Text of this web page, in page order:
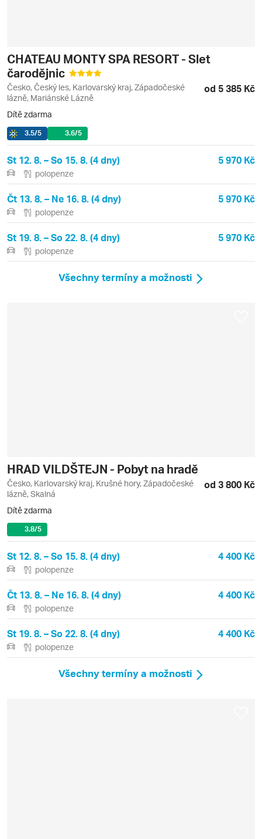
CHATEAU MONTY SPA RESORT - Slet
čarodějnic
Česko, Český les, Karlovarský kraj, Západočeské
lázně, Mariánské Lázně
od 5 385 Kč
Dítě zdarma
3.5/5 3.6/5
St 12. 8. – So 15. 8. (4 dny) 5 970 Kč
polopenze
Čt 13. 8. – Ne 16. 8. (4 dny) 5 970 Kč
polopenze
St 19. 8. – So 22. 8. (4 dny) 5 970 Kč
polopenze
Všechny termíny a možnosti
HRAD VILDŠTEJN - Pobyt na hradě
Česko, Karlovarský kraj, Krušné hory, Západočeské
lázně, Skalná
od 3 800 Kč
Dítě zdarma
3.8/5
St 12. 8. – So 15. 8. (4 dny) 4 400 Kč
polopenze
Čt 13. 8. – Ne 16. 8. (4 dny) 4 400 Kč
polopenze
St 19. 8. – So 22. 8. (4 dny) 4 400 Kč
polopenze
Všechny termíny a možnosti